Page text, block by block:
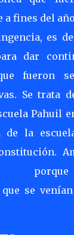
fines del
es
dar
fueron
Se trata
Pahuil
de la
se